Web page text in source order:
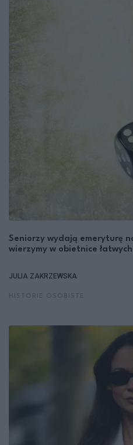
Seniorzy wydają emeryturę
wierzymy w obietnice
JULIA ZAKRZEWSKA